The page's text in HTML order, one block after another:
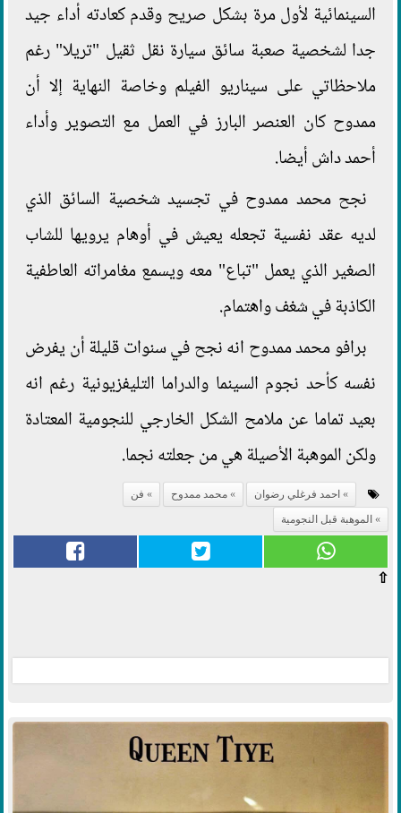
السينمائية لأول مرة بشكل صريح وقدم كعادته أداء جيد
جدا لشخصية صعبة سائق سيارة نقل ثقيل "تريلا" رغم
ملاحظاتي على سيناريو الفيلم وخاصة النهاية إلا أن
ممدوح كان العنصر البارز في العمل مع التصوير وأداء
أحمد داش أيضا.
نجح محمد ممدوح في تجسيد شخصية السائق الذي
لديه عقد نفسية تجعله يعيش في أوهام يرويها للشاب
الصغير الذي يعمل "تباع" معه ويسمع مغامراته العاطفية
الكاذبة في شغف واهتمام.
برافو محمد ممدوح انه نجح في سنوات قليلة أن يفرض
نفسه كأحد نجوم السينما والدراما التليفزيونية رغم انه
بعيد تماما عن ملامح الشكل الخارجي للنجومية المعتادة
ولكن الموهبة الأصيلة هي من جعلته نجما.
احمد فرغلي رضوان محمد ممدوح
فن
الموهبة قبل النجومية
⇧